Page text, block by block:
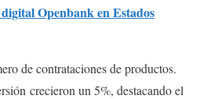
Openbank en Estados
de contrataciones de productos.
crecieron un 5%, destacando el